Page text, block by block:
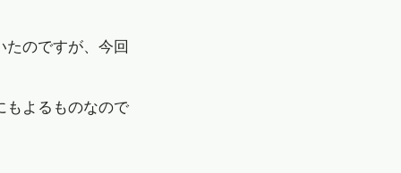
のですが、今回
もよるものなので